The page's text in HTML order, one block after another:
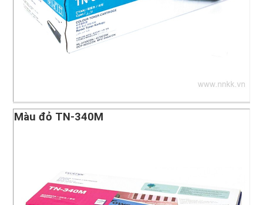
Màu đỏ TN-340M